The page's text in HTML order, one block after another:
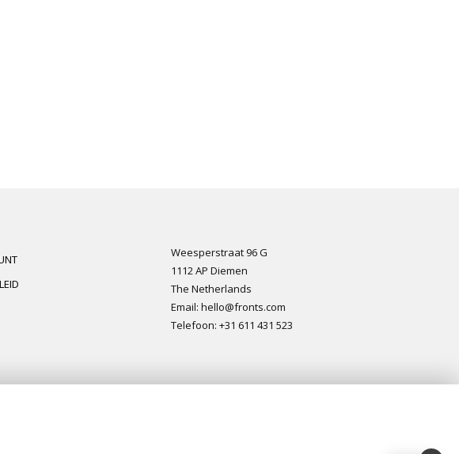
Weesperstraat 96 G
1112 AP Diemen
The Netherlands
Email: hello@fronts.com
Telefoon: +31 611 431 523